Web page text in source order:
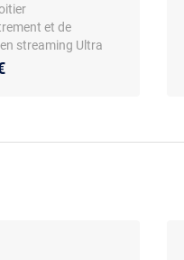
et de
streaming Ultra